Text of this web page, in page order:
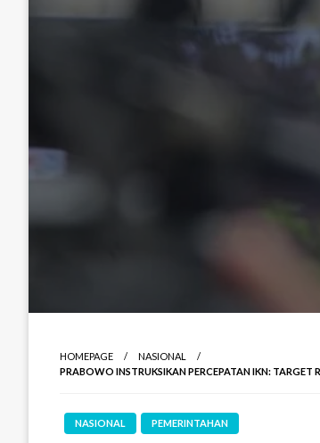
HOMEPAGE
NASIONAL
PRABOWO INSTRUKSIKAN PERCEPATAN IKN:
NASIONAL PEMERINTAHAN